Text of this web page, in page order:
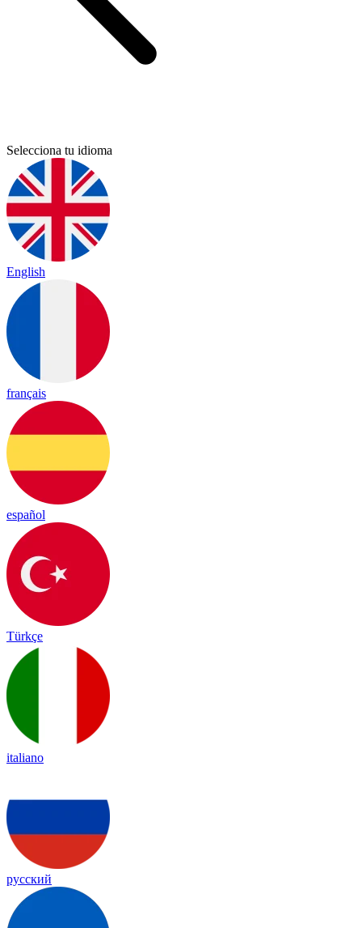
Selecciona tu idioma
English
français
español
Türkçe
italiano
русский